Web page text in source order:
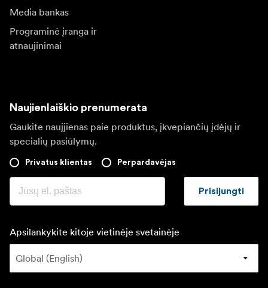
Media bankas
Programinė įranga ir
atnaujinimai
Naujienlaiškio prenumerata
Gaukite naujjienas paie produktus, įkvepiančių įdėjų ir
specialių pasiūlymų.
Privatus klientas Perpardavėjas
Prisijungti
Apsilankykite kitoje vietinėje svetainėje